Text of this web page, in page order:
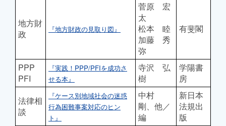
地方財
政
『地方財政の見取り図』
菅原 宏
太
松本 睦
加藤 秀
弥
有斐閣
PPP
PFI
『実践！PPP/PFIを成功さ
せる本』
寺沢 弘
樹
学陽書
房
法律相
談
『ケース別地域社会の迷惑
行為困難事案対応のヒン
ト』
中村
剛、他／
編
新日本
法規出
版